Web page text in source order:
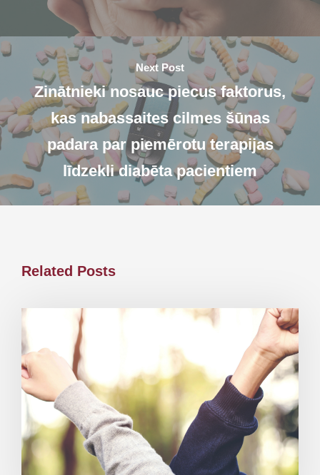
Next Post
Zinātnieki nosauc piecus faktorus,
kas nabassaites cilmes šūnas
padara par piemērotu terapijas
līdzekli diabēta pacientiem
Related Posts